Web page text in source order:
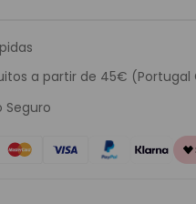
a partir de 45€
Seguro